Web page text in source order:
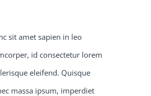
sit amet sapien in leo
id consectetur lorem
eleifend. Quisque
massa ipsum, imperdiet